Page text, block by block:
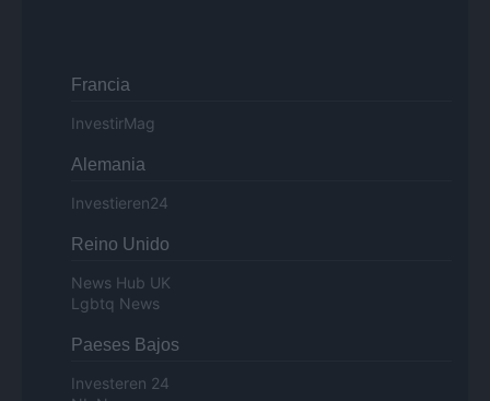
Francia
InvestirMag
Alemania
Investieren24
Reino Unido
News Hub UK
Lgbtq News
Paeses Bajos
Investeren 24